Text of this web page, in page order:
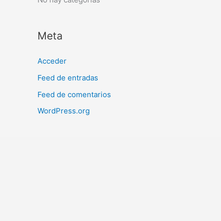
Meta
Acceder
Feed de entradas
Feed de comentarios
WordPress.org